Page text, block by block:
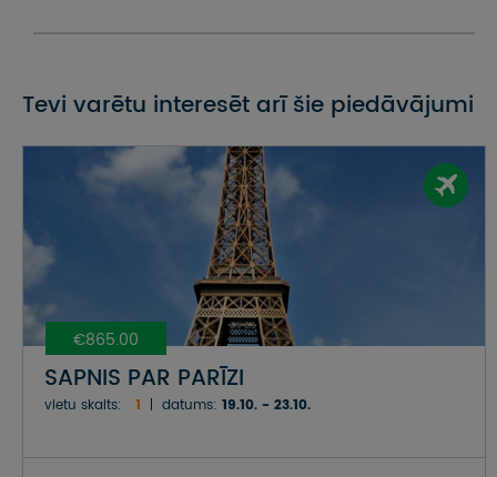
Tevi varētu interesēt arī šie piedāvājumi
€865.00
SAPNIS PAR PARĪZI
vietu skaits: 1 datums: 19.10. - 23.10.